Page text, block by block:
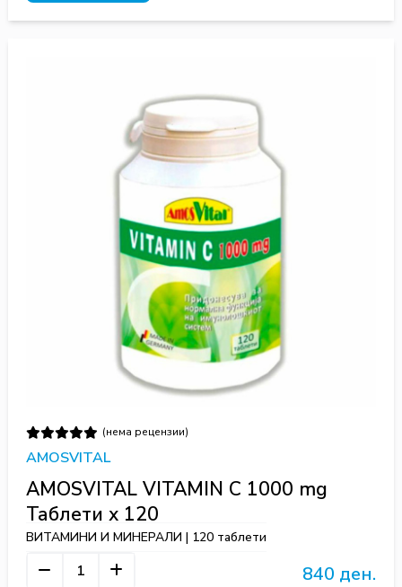
(нема рецензии)
AMOSVITAL
AMOSVITAL VITAMIN C 1000 mg
Таблети х 120
ВИТАМИНИ И МИНЕРАЛИ | 120 таблети
840 ден.